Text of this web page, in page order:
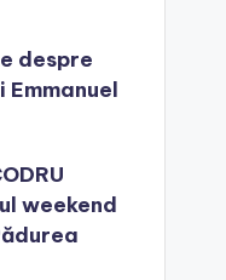
despre
Emmanuel
weekend